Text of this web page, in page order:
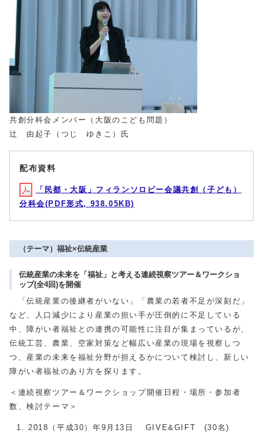
共創分科会メンバー（大阪のこども問題）
辻 由起子（つじ ゆきこ）氏
配布資料
「民都・大阪」フィランソロピー会議共創（子ども）
分科会(PDF形式, 938.05KB)
（テーマ）福祉×伝統産業
伝統産業の未来を「福祉」と考える連続視察ツアー＆ワークショ
ップ(全4回)を開催
「伝統産業の後継者がいない」「農業の若者不足が深刻だ」
など、人口減少により産業の担い手が圧倒的に不足している
中、障がい者福祉との連携の可能性に注目が集まっているが、
伝統工芸、農業、空家対策など幅広い産業の現場を視察しつ
つ、産業の未来を福祉分野が担えるかについて検討し、新しい
障がい者福祉のあり方を探ります。
＜連続視察ツアー＆ワークショップ開催日程・場所・参加者
数、検討テーマ＞
2018（平成30）年9月13日 GIVE&GIFT (30名)